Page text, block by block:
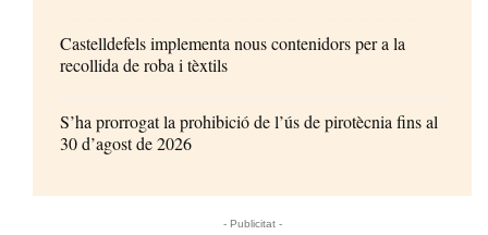
Castelldefels implementa nous contenidors per a la
recollida de roba i tèxtils
S’ha prorrogat la prohibició de l’ús de pirotècnia fins al
30 d’agost de 2026
- Publicitat -